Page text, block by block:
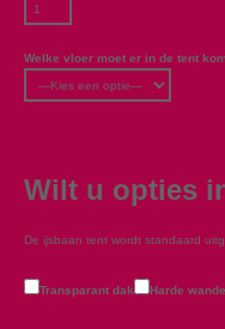
Welke vloer moet er in de tent
Wilt u opties
De ijsbaan tent wordt standaard
Transparant dak Harde